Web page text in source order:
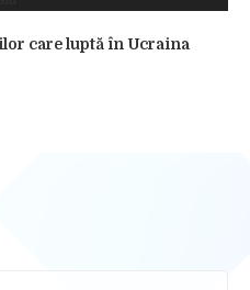
care luptă în Ucraina